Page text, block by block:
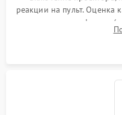
Проблемы с
масштабированием
реакции на пульт. Оценка
наличия артефактов
системы охлаждения